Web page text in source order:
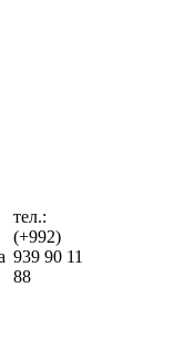
тел.:
(+992)
939 90 11
88